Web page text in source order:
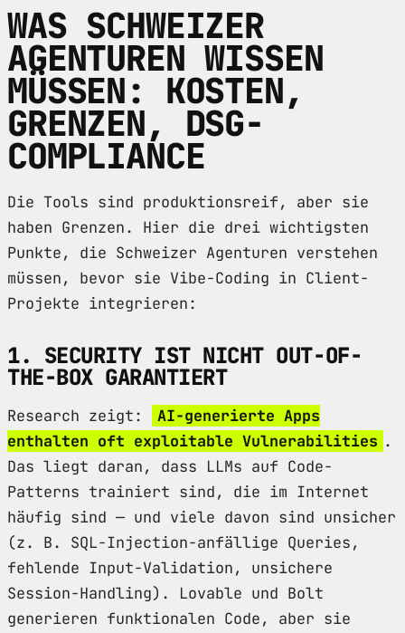
WAS SCHWEIZER
AGENTUREN WISSEN
MÜSSEN: KOSTEN,
GRENZEN, DSG-
COMPLIANCE
Die Tools sind produktionsreif, aber sie
haben Grenzen. Hier die drei wichtigsten
Punkte, die Schweizer Agenturen verstehen
müssen, bevor sie Vibe-Coding in Client-
Projekte integrieren:
1. SECURITY IST NICHT OUT-OF-
THE-BOX GARANTIERT
Research zeigt:
AI-generierte Apps
enthalten oft exploitable Vulnerabilities .
Das liegt daran, dass LLMs auf Code-
Patterns trainiert sind, die im Internet
häufig sind — und viele davon sind unsicher
(z. B. SQL-Injection-anfällige Queries,
fehlende Input-Validation, unsichere
Session-Handling). Lovable und Bolt
generieren funktionalen Code, aber sie